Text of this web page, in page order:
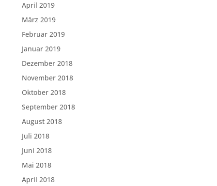
April 2019
März 2019
Februar 2019
Januar 2019
Dezember 2018
November 2018
Oktober 2018
September 2018
August 2018
Juli 2018
Juni 2018
Mai 2018
April 2018